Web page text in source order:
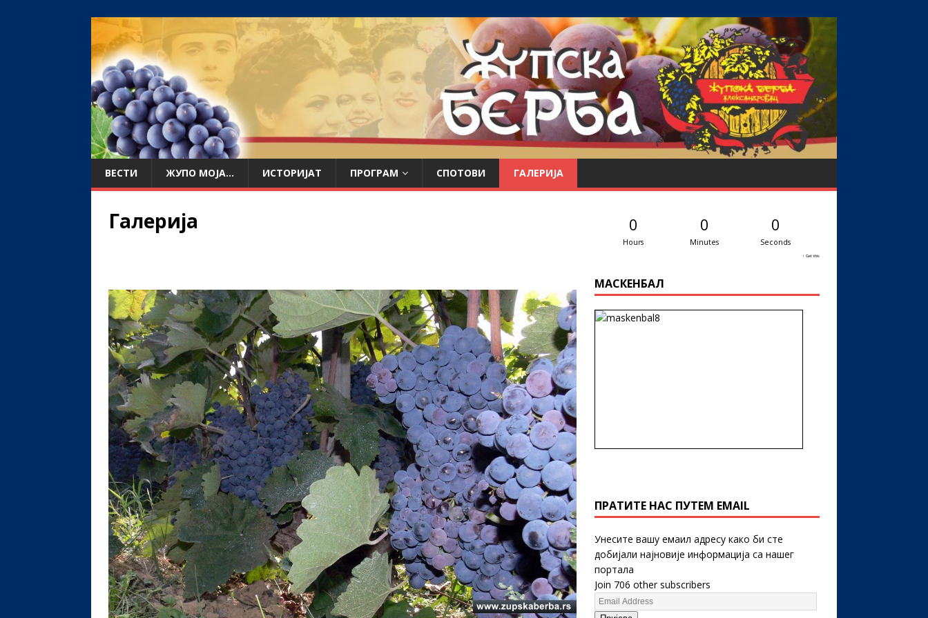
ВЕСТИ ЖУПО МОЈА… ИСТОРИЈАТ ПРОГРАМ СПОТОВИ ГАЛЕРИЈА
Галерија 0
Hours
0
Minutes
0
Seconds
↑ Get this
МАСКЕНБАЛ
ПРАТИТЕ НАС ПУТЕМ EMAIL
Унесите вашу емаил адресу како би сте
добијали најновије информација са нашег
портала
Join 706 other subscribers